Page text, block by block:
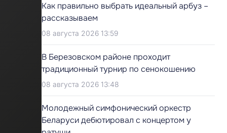
Как правильно выбрать идеальный арбуз –
рассказываем
08 августа 2026 13:59
В Березовском районе проходит
традиционный турнир по сенокошению
08 августа 2026 13:48
Молодежный симфонический оркестр
Беларуси дебютировал с концертом у